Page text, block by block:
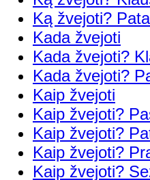
Ką žvejoti?
Kada žvejoti
Kada žvejoti?
Kada žvejoti?
Kaip žvejoti
Kaip žvejoti?
Kaip žvejoti?
Kaip žvejoti?
Kaip žvejoti?